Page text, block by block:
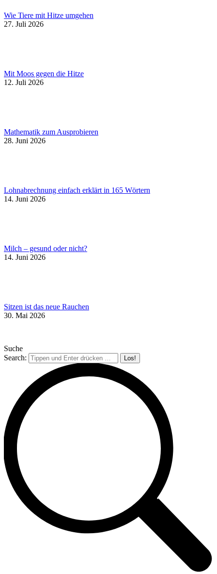
Wie Tiere mit Hitze umgehen
27. Juli 2026
Mit Moos gegen die Hitze
12. Juli 2026
Mathematik zum Ausprobieren
28. Juni 2026
Lohnabrechnung einfach erklärt in 165 Wörtern
14. Juni 2026
Milch – gesund oder nicht?
14. Juni 2026
Sitzen ist das neue Rauchen
30. Mai 2026
Suche
Search: